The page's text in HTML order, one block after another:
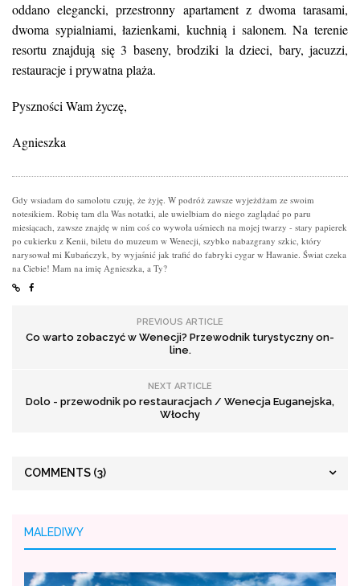
oddano elegancki, przestronny apartament z dwoma tarasami,
dwoma sypialniami, łazienkami, kuchnią i salonem. Na terenie
resortu znajdują się 3 baseny, brodziki la dzieci, bary, jacuzzi,
restauracje i prywatna plaża.
Pyszności Wam życzę,
Agnieszka
Gdy wsiadam do samolotu czuję, że żyję. W podróż zawsze wyjeżdżam ze swoim
notesikiem. Robię tam dla Was notatki, ale uwielbiam do niego zaglądać po paru
miesiącach, zawsze znajdę w nim coś co wywoła uśmiech na mojej twarzy - stary papierek
po cukierku z Kenii, biletu do muzeum w Wenecji, szybko nabazgrany szkic, który
narysował mi Kubańczyk, by wyjaśnić jak trafić do fabryki cygar w Hawanie. Świat czeka
na Ciebie! Mam na imię Agnieszka, a Ty?
PREVIOUS ARTICLE
Co warto zobaczyć w Wenecji? Przewodnik turystyczny on-
line.
NEXT ARTICLE
Dolo - przewodnik po restauracjach / Wenecja Euganejska,
Włochy
COMMENTS (3)
MALEDIWY